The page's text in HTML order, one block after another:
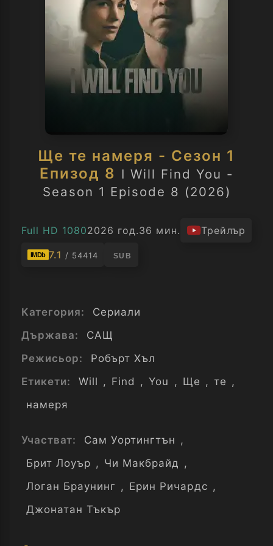
Ще те намеря - Сезон 1
Епизод 8 I Will Find You -
Season 1 Episode 8 (2026)
Full HD 10802026 год.36 мин. Трейлър
IMDb 7.1 / 54414 SUB
Категория:
Сериали
Държава:
САЩ
Режисьор:
Робърт Хъл
Етикети:
Will , Find , You , Ще , те ,
намеря
Участват: Сам Уортингтън ,
Брит Лоуър , Чи Макбрайд ,
Логан Браунинг , Ерин Ричардс ,
Джонатан Тъкър